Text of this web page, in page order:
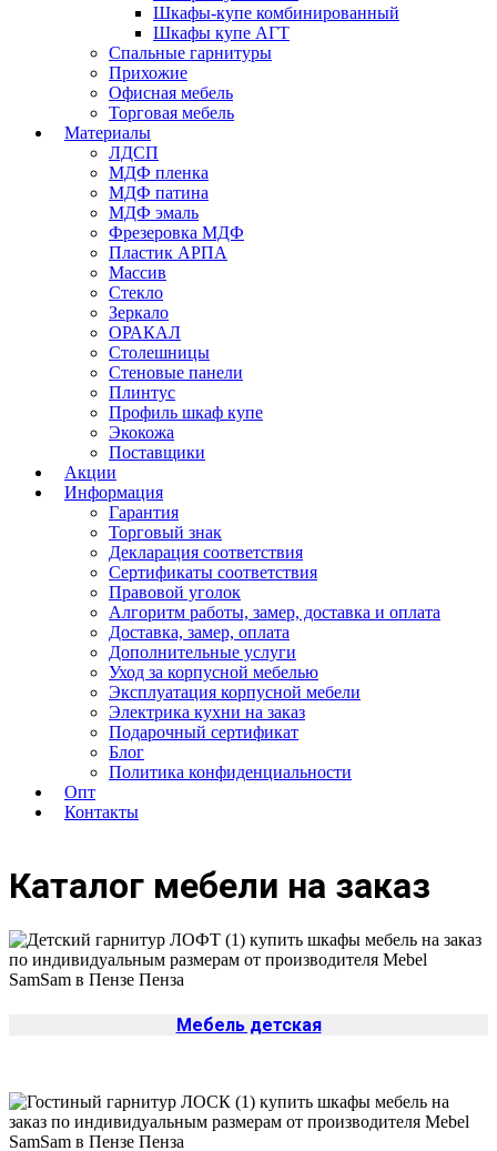
Шкафы-купе комбинированный
Шкафы купе АГТ
Спальные гарнитуры
Прихожие
Офисная мебель
Торговая мебель
Материалы
ЛДСП
МДФ пленка
МДФ патина
МДФ эмаль
Фрезеровка МДФ
Пластик АРПА
Массив
Стекло
Зеркало
ОРАКАЛ
Столешницы
Стеновые панели
Плинтус
Профиль шкаф купе
Экокожа
Поставщики
Акции
Информация
Гарантия
Торговый знак
Декларация соответствия
Сертификаты соответствия
Правовой уголок
Алгоритм работы, замер, доставка и оплата
Доставка, замер, оплата
Дополнительные услуги
Уход за корпусной мебелью
Эксплуатация корпусной мебели
Электрика кухни на заказ
Подарочный сертификат
Блог
Политика конфиденциальности
Опт
Контакты
Каталог мебели на заказ
Мебель детская